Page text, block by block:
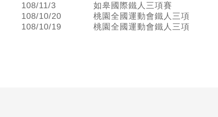
108/11/3
如皋國際鐵人三項賽
108/10/20 桃園全國運動會鐵人三項
108/10/19
桃園全國運動會鐵人三項